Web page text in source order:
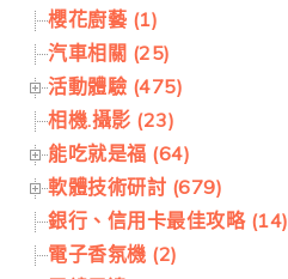
櫻花廚藝 (1)
汽車相關 (25)
活動體驗 (475)
相機.攝影 (23)
能吃就是福 (64)
軟體技術研討 (679)
銀行、信用卡最佳攻略 (14)
電子香氛機 (2)